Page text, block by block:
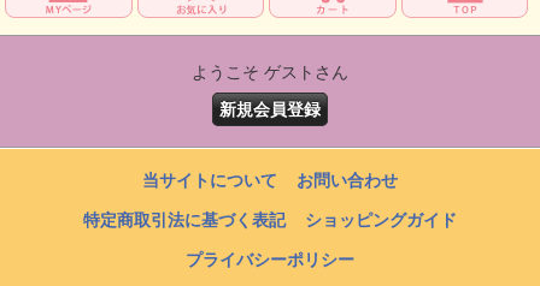
ようこそ ゲストさん
新規会員登録
当サイトについて お問い合わせ
特定商取引法に基づく表記 ショッピングガイド
プライバシーポリシー